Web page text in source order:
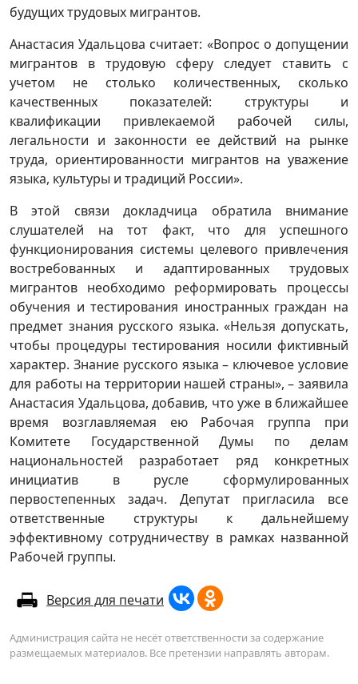
будущих трудовых мигрантов.
Анастасия Удальцова считает: «Вопрос о допущении
мигрантов в трудовую сферу следует ставить с
учетом не столько количественных, сколько
качественных показателей: структуры и
квалификации привлекаемой рабочей силы,
легальности и законности ее действий на рынке
труда, ориентированности мигрантов на уважение
языка, культуры и традиций России».
В этой связи докладчица обратила внимание
слушателей на тот факт, что для успешного
функционирования системы целевого привлечения
востребованных и адаптированных трудовых
мигрантов необходимо реформировать процессы
обучения и тестирования иностранных граждан на
предмет знания русского языка. «Нельзя допускать,
чтобы процедуры тестирования носили фиктивный
характер. Знание русского языка – ключевое условие
для работы на территории нашей страны», – заявила
Анастасия Удальцова, добавив, что уже в ближайшее
время возглавляемая ею Рабочая группа при
Комитете Государственной Думы по делам
национальностей разработает ряд конкретных
инициатив в русле сформулированных
первостепенных задач. Депутат пригласила все
ответственные структуры к дальнейшему
эффективному сотрудничеству в рамках названной
Рабочей группы.
Версия для печати
Администрация сайта не несёт ответственности за содержание
размещаемых материалов. Все претензии направлять авторам.